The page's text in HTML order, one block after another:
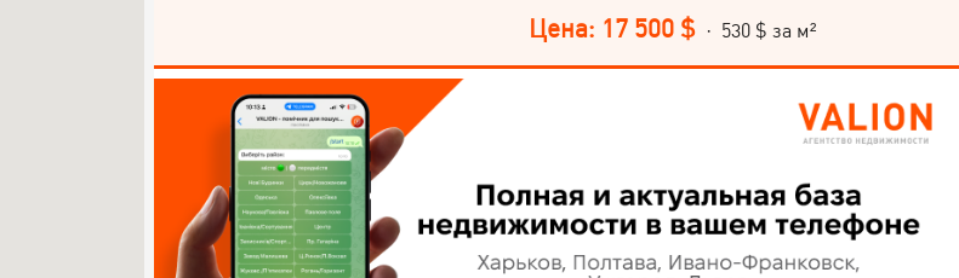
кухне и в санузле, заменены трубы, сантехника,
установлены бойлер и счетчики на горячую и
холодную воду. Покупателям остается мебель и
Цена: 17 500 $· 530 $ за м²